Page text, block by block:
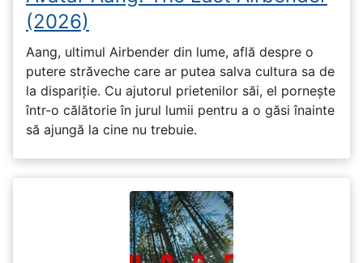
(2026)
Aang, ultimul Airbender din lume, află despre o
putere străveche care ar putea salva cultura sa de
la dispariție. Cu ajutorul prietenilor săi, el pornește
într-o călătorie în jurul lumii pentru a o găsi înainte
să ajungă la cine nu trebuie.